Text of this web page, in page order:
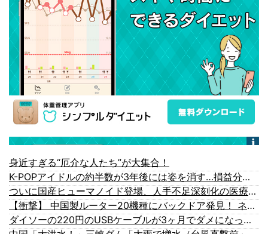
身近すぎる“厄介な人たち”が大集合！
K-POPアイドルの約半数が3年後には姿を消す…損益分岐点突破は4％未満
ついに国産ヒューマノイド登場、人手不足深刻化の医療・製造現場などでの活用想定！
【衝撃】 中国製ルーター20機種にバックドア発見！ ネットに繋ぐだけで35秒ごとに中国のサーバーと通信
ダイソーの220円のUSBケーブルが3ヶ月でダメになったんやが